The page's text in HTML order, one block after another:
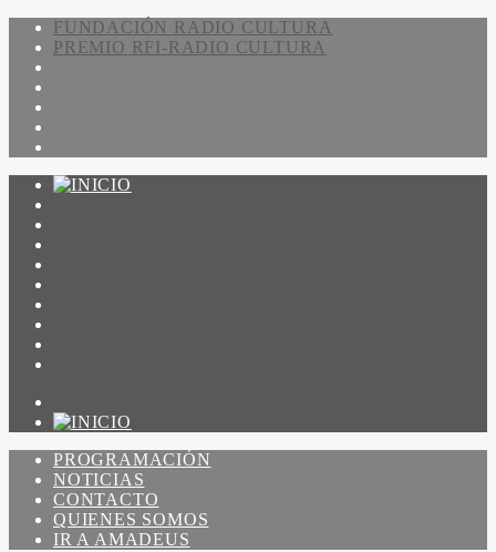
FUNDACIÓN RADIO CULTURA
PREMIO RFI-RADIO CULTURA
PROGRAMACIÓN
NOTICIAS
CONTACTO
QUIENES SOMOS
IR A AMADEUS